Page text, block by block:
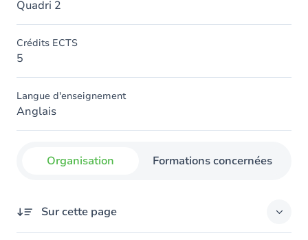
Quadri 2
Crédits ECTS
5
Langue d'enseignement
Anglais
Organisation Formations concernées
Sur cette page